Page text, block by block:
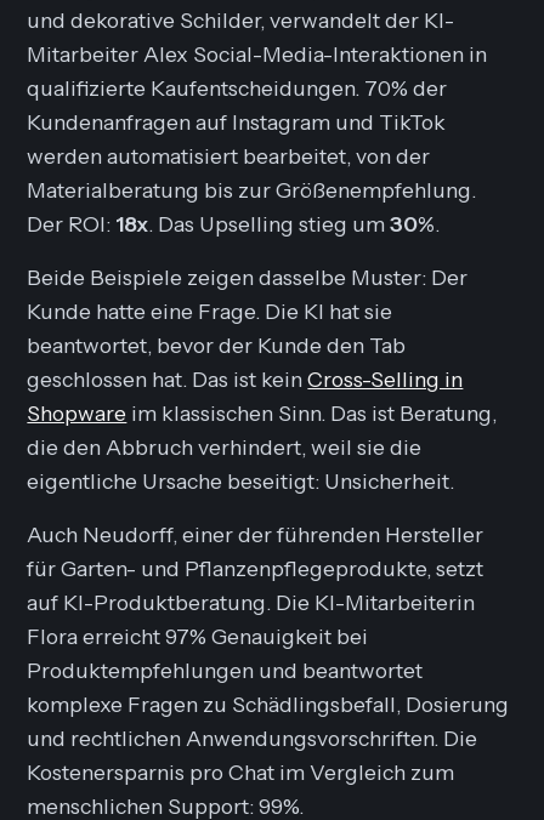
und dekorative Schilder, verwandelt der KI-
Mitarbeiter Alex Social-Media-Interaktionen in
qualifizierte Kaufentscheidungen. 70% der
Kundenanfragen auf Instagram und TikTok
werden automatisiert bearbeitet, von der
Materialberatung bis zur Größenempfehlung.
Der ROI: 18x. Das Upselling stieg um30%.
Beide Beispiele zeigen dasselbe Muster: Der
Kunde hatte eine Frage. Die KI hat sie
beantwortet, bevor der Kunde den Tab
geschlossen hat. Das ist keinCross-Selling in
Shopware im klassischen Sinn. Das ist Beratung,
die den Abbruch verhindert, weil sie die
eigentliche Ursache beseitigt: Unsicherheit.
Auch Neudorff, einer der führenden Hersteller
für Garten- und Pflanzenpflegeprodukte, setzt
auf KI-Produktberatung. Die KI-Mitarbeiterin
Flora erreicht 97% Genauigkeit bei
Produktempfehlungen und beantwortet
komplexe Fragen zu Schädlingsbefall, Dosierung
und rechtlichen Anwendungsvorschriften. Die
Kostenersparnis pro Chat im Vergleich zum
menschlichen Support: 99%.